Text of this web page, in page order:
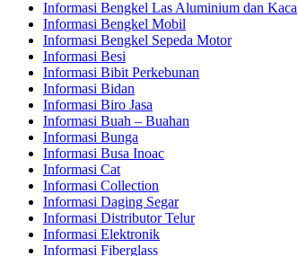
Informasi Bengkel Las Aluminium dan Kaca
Informasi Bengkel Mobil
Informasi Bengkel Sepeda Motor
Informasi Besi
Informasi Bibit Perkebunan
Informasi Bidan
Informasi Biro Jasa
Informasi Buah – Buahan
Informasi Bunga
Informasi Busa Inoac
Informasi Cat
Informasi Collection
Informasi Daging Segar
Informasi Distributor Telur
Informasi Elektronik
Informasi Fiberglass